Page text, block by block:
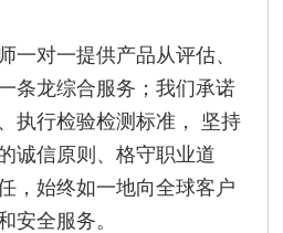
一对一提供产品从评估、
条龙综合服务；我们承诺
执行检验检测标准， 坚持
诚信原则、格守职业道
，始终如一地向全球客户
安全服务。